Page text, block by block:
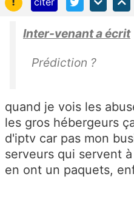
Inter-venant a écrit
Prédiction ?
quand je vois les
les gros hébergeurs
d'iptv car pas mon
serveurs qui servent
en ont un paquets,